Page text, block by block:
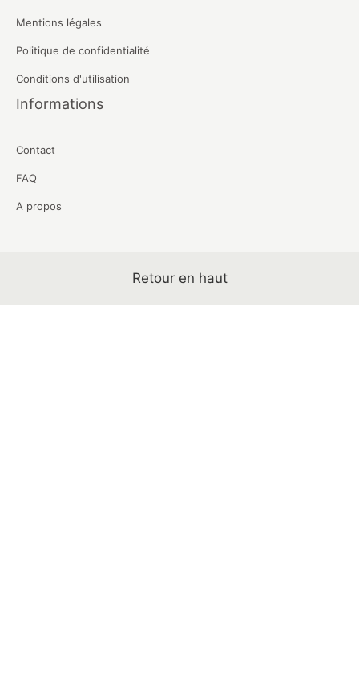
Mentions légales
Politique de confidentialité
Conditions d'utilisation
Informations
Contact
FAQ
A propos
Retour en haut